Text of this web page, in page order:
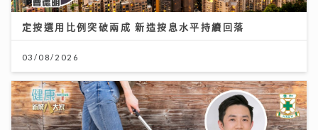
定按選用比例突破兩成 新造按息水平持續回落
03/08/2026